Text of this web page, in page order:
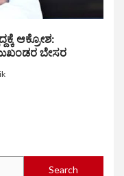
ಆಕ್ರೋಶ:
ಬೇಸರ
Search